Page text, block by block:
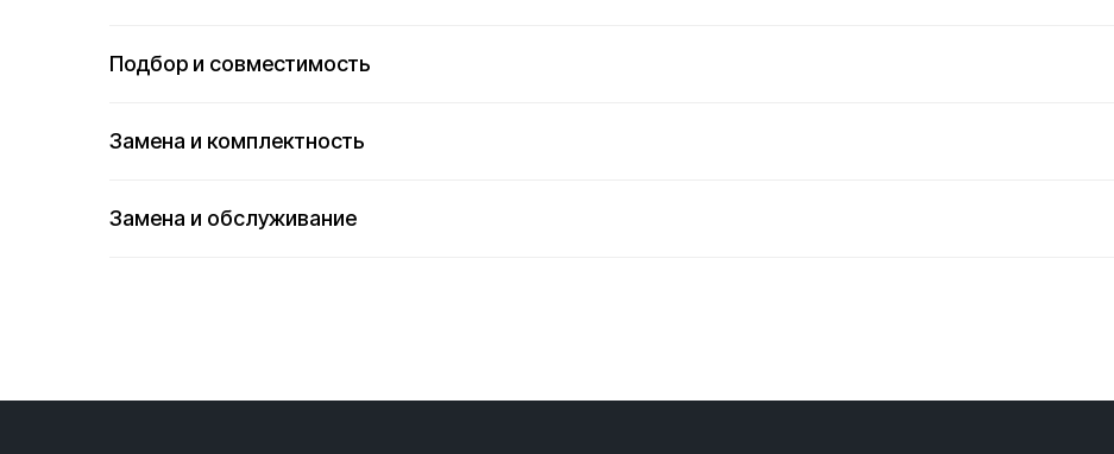
Подбор и совместимость
Замена и комплектность
Замена и обслуживание